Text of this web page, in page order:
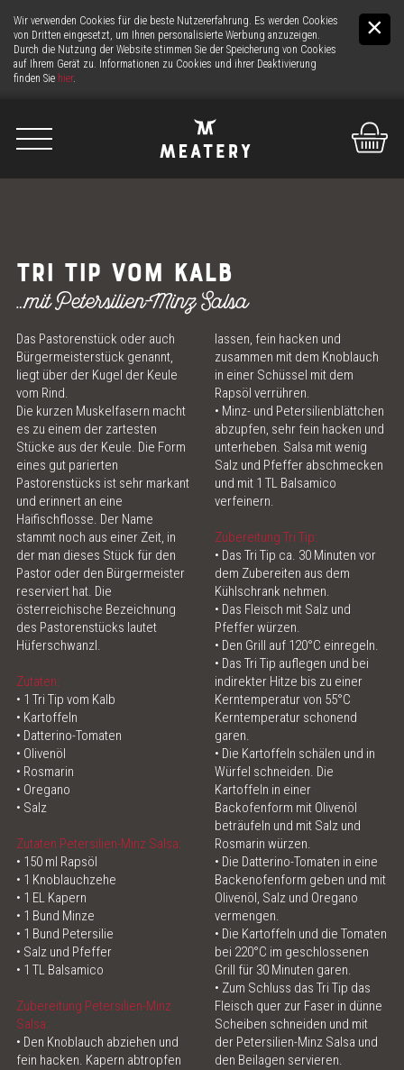
Wir verwenden Cookies für die beste Nutzererfahrung. Es werden Cookies
von Dritten eingesetzt, um Ihnen personalisierte Werbung anzuzeigen.
Durch die Nutzung der Website stimmen Sie der Speicherung von Cookies
auf Ihrem Gerät zu. Informationen zu Cookies und ihrer Deaktivierung
finden Sie hier.
DAS FLEISCH
DIE THEKE
24H FLEISCH-SERVICE
ONLINE SHOP
MEAT LOVE - DAS MAGAZIN
MEATINGPOINT
POLENTA TABLE
KONTAKT & ÖFFNUNGSZEITEN
TRI TIP VOM KALB
…mit Petersilien-Minz Salsa
Das Pastorenstück oder auch
Bürgermeisterstück genannt,
liegt über der Kugel der Keule
vom Rind.
Die kurzen Muskelfasern macht
es zu einem der zartesten
Stücke aus der Keule. Die Form
eines gut parierten
Pastorenstücks ist sehr markant
und erinnert an eine
Haifischflosse. Der Name
stammt noch aus einer Zeit, in
der man dieses Stück für den
Pastor oder den Bürgermeister
reserviert hat. Die
österreichische Bezeichnung
des Pastorenstücks lautet
Hüferschwanzl.
Zutaten:
• 1 Tri Tip vom Kalb
• Kartoffeln
• Datterino-Tomaten
• Olivenöl
• Rosmarin
• Oregano
• Salz
Zutaten Petersilien-Minz Salsa:
• 150 ml Rapsöl
• 1 Knoblauchzehe
• 1 EL Kapern
• 1 Bund Minze
• 1 Bund Petersilie
• Salz und Pfeffer
• 1 TL Balsamico
Zubereitung Petersilien-Minz
Salsa:
• Den Knoblauch abziehen und
fein hacken. Kapern abtropfen
lassen, fein hacken und
zusammen mit dem Knoblauch
in einer Schüssel mit dem
Rapsöl verrühren.
• Minz- und Petersilienblättchen
abzupfen, sehr fein hacken und
unterheben. Salsa mit wenig
Salz und Pfeffer abschmecken
und mit 1 TL Balsamico
verfeinern.
Zubereitung Tri Tip:
• Das Tri Tip ca. 30 Minuten vor
dem Zubereiten aus dem
Kühlschrank nehmen.
• Das Fleisch mit Salz und
Pfeffer würzen.
• Den Grill auf 120°C einregeln.
• Das Tri Tip auflegen und bei
indirekter Hitze bis zu einer
Kerntemperatur von 55°C
Kerntemperatur schonend
garen.
• Die Kartoffeln schälen und in
Würfel schneiden. Die
Kartoffeln in einer
Backofenform mit Olivenöl
beträufeln und mit Salz und
Rosmarin würzen.
• Die Datterino-Tomaten in eine
Backenofenform geben und mit
Olivenöl, Salz und Oregano
vermengen.
• Die Kartoffeln und die Tomaten
bei 220°C im geschlossenen
Grill für 30 Minuten garen.
• Zum Schluss das Tri Tip das
Fleisch quer zur Faser in dünne
Scheiben schneiden und mit
der Petersilien-Minz Salsa und
den Beilagen servieren.